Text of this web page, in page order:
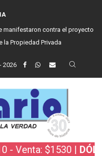
manifestaron contra el proyecto
la Propiedad Privada
2026
$1530 |DÓLAR